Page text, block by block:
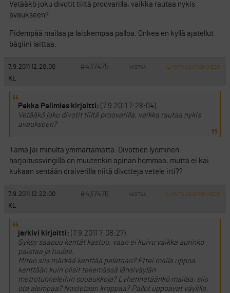
Vetääkö joku divotit tiiltä proovarilla, vaikka rautaa nykis
avaukseen?
Pidempää mailaa ja laiskempaa palloa. Onkea en kyllä ajatellut
bägiini laittaa.
7.9.2011 12:20:00 #437475 VASTAA ILMOITA ASIATON VIESTI
KL
Pekka Pelimies kirjoitti: (7.9.2011 7:28:04)
Vetääkö joku divotit tiiltä proovarilla, vaikka rautaa nykis
avaukseen?
Tämä jäi minulta ymmärtämättä. Divottien lyöminen
harjoitussvingillä on muutenkin apinan hommaa, mutta ei kai
kukaan sentään draiverilla niitä divotteja vetele irti??
7.9.2011 12:22:00 #437476 VASTAA ILMOITA ASIATON VIESTI
KL
jarkivi kirjoitti: (7.9.2011 7:08:27)
Syksy saapuu kentät kastuu, vaan ei kuivu vaikka aurinko
paistaa ja tuulee.
Miten siis märkää kenttää pelataan? Ettei maila uppoa
kenttään kuin olisit tekemässä länsiväylän
metrotunneleihin suuaukkoja? Lyhennetäänkö mailaa, siis
ote alempaa? Nostetaan kroppaa? Pallot uppoavat väylille,